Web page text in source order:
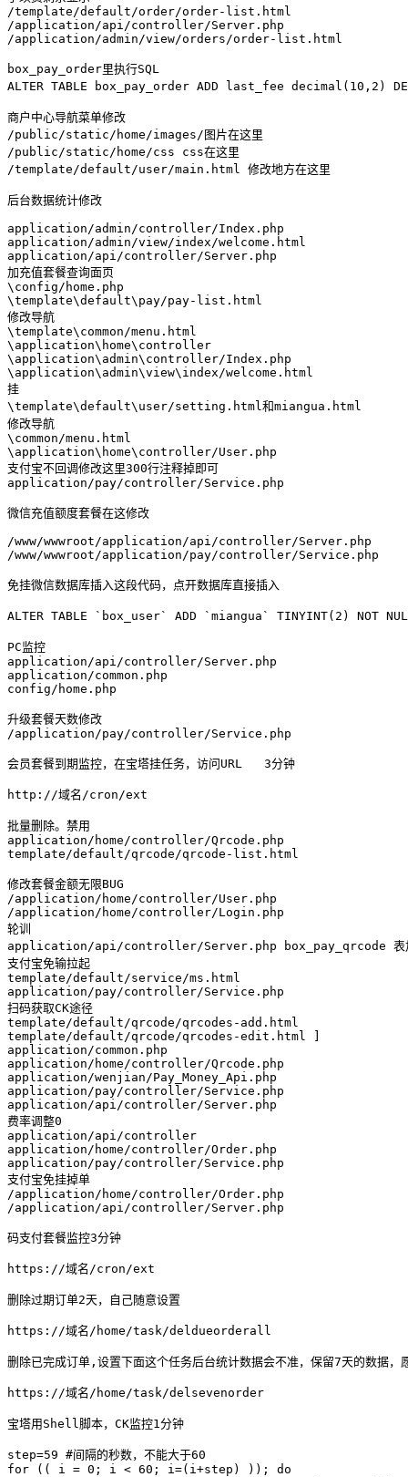
/template/default/order/order-list.html
/application/api/controller/Server.php
/application/admin/view/orders/order-list.html
box_pay_order里执行SQL
ALTER TABLE box_pay_order ADD last_fee decimal(10,2)
商户中心导航菜单修改
/public/static/home/images/图片在这里
/public/static/home/css css在这里
/template/default/user/main.html 修改地方在这里
后台数据统计修改
application/admin/controller/Index.php
application/admin/view/index/welcome.html
application/api/controller/Server.php
加充值套餐查询面页
\config/home.php
\template\default\pay/pay-list.html
修改导航
\template\common/menu.html
\application\home\controller
\application\admin\controller/Index.php
\application\admin\view\index/welcome.html
挂
\template\default\user/setting.html和miangua.html
修改导航
\common/menu.html
\application\home\controller/User.php
支付宝不回调修改这里300行注释掉即可
application/pay/controller/Service.php
微信充值额度套餐在这修改
/www/wwwroot/application/api/controller/Server.php
/www/wwwroot/application/pay/controller/Service.php
免挂微信数据库插入这段代码，点开数据库直接插入
ALTER TABLE `box_user` ADD `miangua` TINYINT(2) NOT
PC监控
application/api/controller/Server.php
application/common.php
config/home.php
升级套餐天数修改
/application/pay/controller/Service.php
会员套餐到期监控，在宝塔挂任务，访问URL   3分钟
http://域名/cron/ext
批量删除。禁用
application/home/controller/Qrcode.php
template/default/qrcode/qrcode-list.html
修改套餐金额无限BUG
/application/home/controller/User.php
/application/home/controller/Login.php
轮训
application/api/controller/Server.php box_pay_qrcode 表
支付宝免输拉起
template/default/service/ms.html
application/pay/controller/Service.php
扫码获取CK途径
template/default/qrcode/qrcodes-add.html
template/default/qrcode/qrcodes-edit.html ]
application/common.php
application/home/controller/Qrcode.php
application/wenjian/Pay_Money_Api.php
application/pay/controller/Service.php
application/api/controller/Server.php
费率调整0
application/api/controller
application/home/controller/Order.php
application/pay/controller/Service.php
支付宝免挂掉单
/application/home/controller/Order.php
/application/api/controller/Server.php
码支付套餐监控3分钟
https://域名/cron/ext
删除过期订单2天，自己随意设置
https://域名/home/task/deldueorderall
删除已完成订单,设置下面这个任务后台统计数据会不准，保留7天的数据，
https://域名/home/task/delsevenorder
宝塔用Shell脚本，CK监控1分钟
step=59 #间隔的秒数，不能大于60
for (( i = 0; i < 60; i=(i+step) )); do